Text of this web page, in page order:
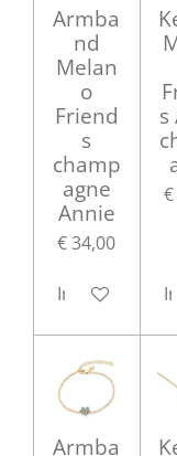
Armba
nd
Melan
o
Friend
s
champ
agne
Annie
€ 34,00
In winkelwagen
s
Armba